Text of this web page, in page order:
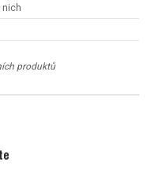
nich
produktů